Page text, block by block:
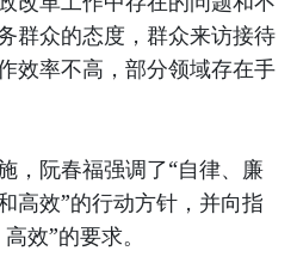
群众的态度，群众来访接待
效率不高，部分领域存在手
，阮春福强调了“自律、廉
高效”的行动方针，并向指
效”的要求。